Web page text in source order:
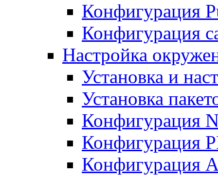
Конфигурация
Конфигурация
Настройка
Установка и
Установка
Конфигурация
Конфигурация
Конфигурация